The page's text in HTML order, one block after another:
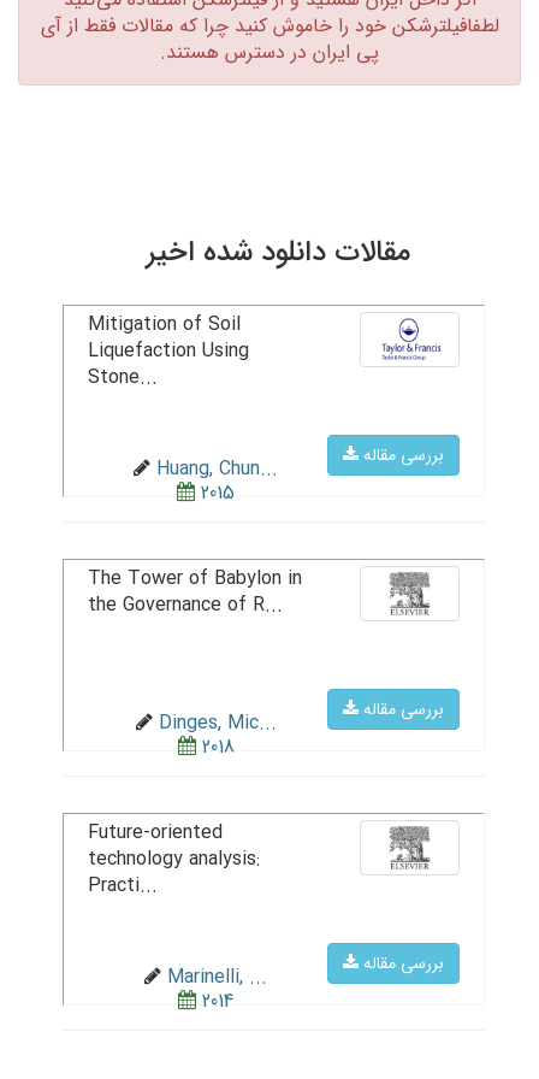
لطفافیلترشکن خود را خاموش کنید چرا که مقالات فقط از آی
پی ایران در دسترس هستند.‏
مقالات دانلود شده اخیر
بررسی مقاله
Mitigation of Soil
Liquefaction Using
Stone...
Huang, Chun...
2015
بررسی مقاله
The Tower of Babylon in
the Governance of R...
Dinges, Mic...
2018
بررسی مقاله
Future-oriented
technology analysis:
Practi...
Marinelli, ...
2014